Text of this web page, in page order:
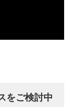
をご検討中